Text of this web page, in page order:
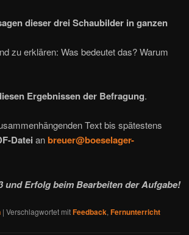
dieser drei Schaubilder in ganzen
zu erklären: Was bedeutet das? Warum
Ergebnissen der Befragung.
Text bis spätestens
Datei anbreuer@boeselager-
und Erfolg beim Bearbeiten der Aufgabe!
| Verschlagwortet mitFeedback, Fernunterricht